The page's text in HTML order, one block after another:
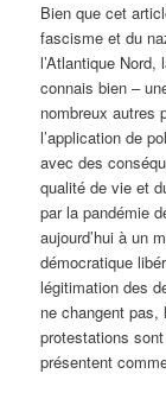
Bien que cet
fascisme et du
l’Atlantique
connais bien –
nombreux autres
l’application de
avec des
qualité de vie et
par la pandémie
aujourd’hui à un
démocratique
légitimation des
ne changent
protestations
présentent